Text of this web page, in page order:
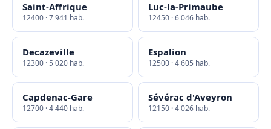
Saint-Affrique
12400 · 7 941 hab.
Luc-la-Primaube
12450 · 6 046 hab.
Decazeville
12300 · 5 020 hab.
Espalion
12500 · 4 605 hab.
Capdenac-Gare
12700 · 4 440 hab.
Sévérac d'Aveyron
12150 · 4 026 hab.